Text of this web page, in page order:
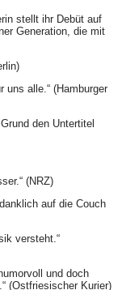
stellt ihr Debüt auf
Generation, die mit
uns alle.“ (Hamburger
den Untertitel
(NRZ)
auf die Couch
versteht.“
und doch
(Ostfriesischer Kurier)